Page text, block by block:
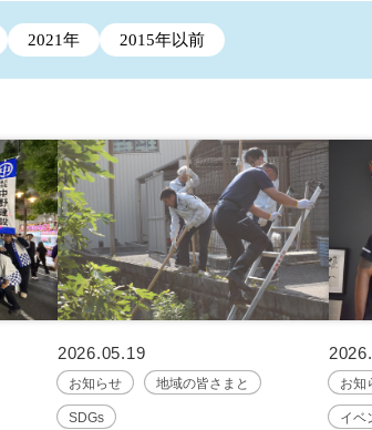
2021年 2015年以前
2026.05.19
お知らせ 地域の皆さまと
SDGs
お知
イベ